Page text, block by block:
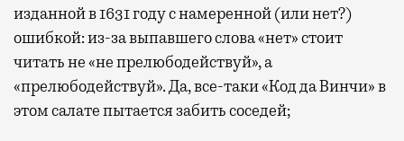
изданной в 1631 году с намеренной (или нет?)
ошибкой: из-за выпавшего слова «нет» стоит
читать не «не прелюбодействуй», а
«прелюбодействуй». Да, все-таки «Код да Винчи» в
этом салате пытается забить соседей;